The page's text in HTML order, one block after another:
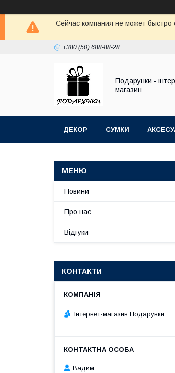
Сейчас компания не может
+380 (50) 688-88-28
Подарунки -
магазин
ДЕКОР СУМКИ
Новини
Про нас
Відгуки
КОНТАКТИ
Інтернет-магазин Подарунки
Вадим